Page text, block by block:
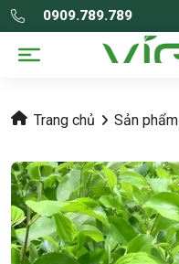
0909.789.789
Trang chủ Sản phẩm